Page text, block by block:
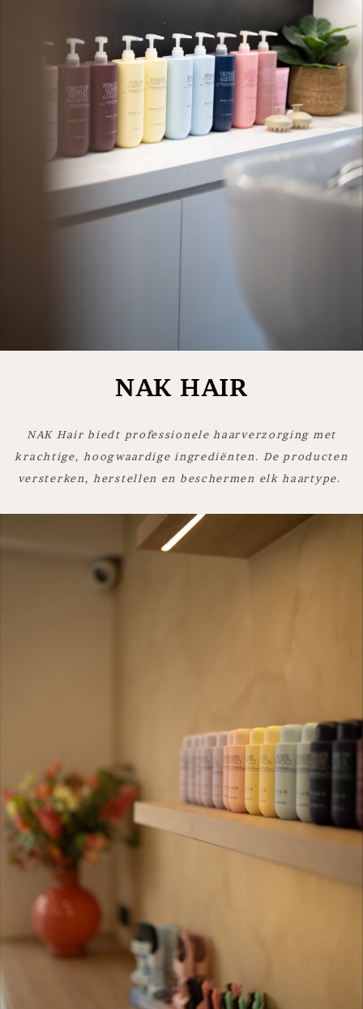
NAK HAIR
NAK Hair biedt professionele haarverzorging met
krachtige, hoogwaardige ingrediënten. De producten
versterken, herstellen en beschermen elk haartype.